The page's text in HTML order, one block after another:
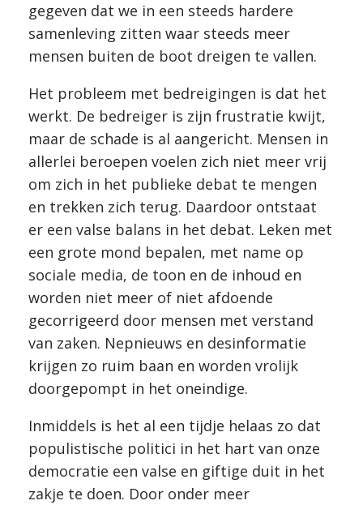
gegeven dat we in een steeds hardere
samenleving zitten waar steeds meer
mensen buiten de boot dreigen te vallen.
Het probleem met bedreigingen is dat het
werkt. De bedreiger is zijn frustratie kwijt,
maar de schade is al aangericht. Mensen in
allerlei beroepen voelen zich niet meer vrij
om zich in het publieke debat te mengen
en trekken zich terug. Daardoor ontstaat
er een valse balans in het debat. Leken met
een grote mond bepalen, met name op
sociale media, de toon en de inhoud en
worden niet meer of niet afdoende
gecorrigeerd door mensen met verstand
van zaken. Nepnieuws en desinformatie
krijgen zo ruim baan en worden vrolijk
doorgepompt in het oneindige.
Inmiddels is het al een tijdje helaas zo dat
populistische politici in het hart van onze
democratie een valse en giftige duit in het
zakje te doen. Door onder meer